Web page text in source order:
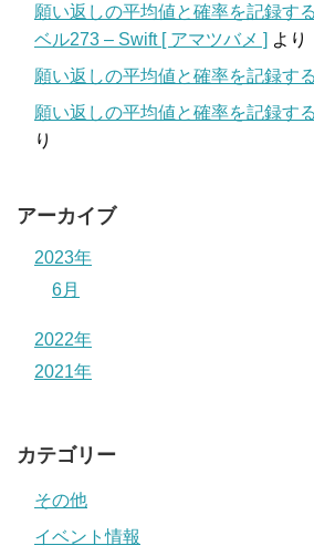
願い返しの平均値と確率を記録す
ベル273 – Swift [ アマツバメ ] より
願い返しの平均値と確率を記録す
願い返しの平均値と確率を記録す
り
アーカイブ
2023年
6月
2022年
2021年
カテゴリー
その他
イベント情報